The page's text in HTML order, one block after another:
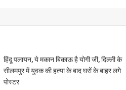
हिंदू पलायन, ये मकान बिकाऊ है योगी जी, दिल्ली के
सीलमपुर में युवक की हत्या के बाद घरों के बाहर लगे
पोस्टर